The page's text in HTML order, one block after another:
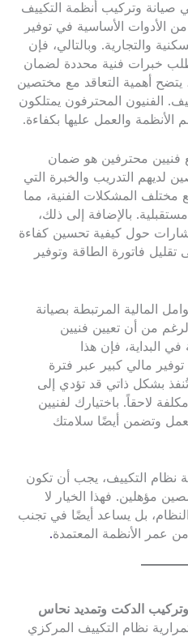
صيانة وتركيب أنظمة التكييف
الأدوات الأساسية في توفير
والتجارية. وبالتالي، فإن
خبرات فنية محددة لضمان
يتضح أهمية التعاقد مع مختصين
الفنيون المحترفون يمتلكون
الأنظمة والعمل عليها بكفاءة.
مع فنيين محترفين هو ضمان
لديهم التدريب والخبرة التي
مختلف المشكلات الفنية، مما
بالإضافة إلى ذلك،
حول كيفية تحسين كفاءة
فاتورة الطاقة وتوفير
المالية المرتبطة بصيانة
من أن تعيين فنيين
البداية، فإن هذا
توفير مالي كبير عبر فترة
تُنفذ بشكل ذاتي قد تؤدي إلى
لاحقاً. باختيارك لفنيين
وتضمن أيضًا سلامتك
نظام التكييف، يجب أن تكون
مؤهلين. فهذا الخيار لا
بل يساعد أيضًا في تجنب
عمر الأنظمة المعتمدة.
الدكت وتمديد نحاس
نظام التكييف المركزي